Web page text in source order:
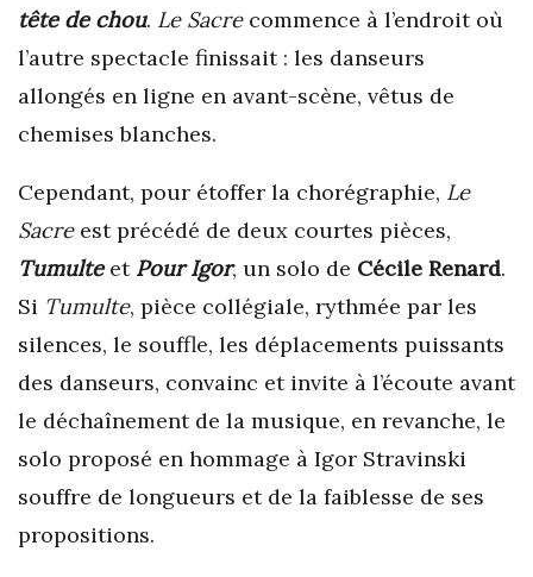
tête de chou. Le Sacrecommence à l’endroit où
l’autre spectacle finissait : les danseurs
allongés en ligne en avant-scène, vêtus de
chemises blanches.
Cependant, pour étoffer la chorégraphie, Le
Sacreest précédé de deux courtes pièces,
Tumulteet Pour Igor, un solo de Cécile Renard.
Si Tumulte, pièce collégiale, rythmée par les
silences, le souffle, les déplacements puissants
des danseurs, convainc et invite à l’écoute avant
le déchaînement de la musique, en revanche, le
solo proposé en hommage à Igor Stravinski
souffre de longueurs et de la faiblesse de ses
propositions.